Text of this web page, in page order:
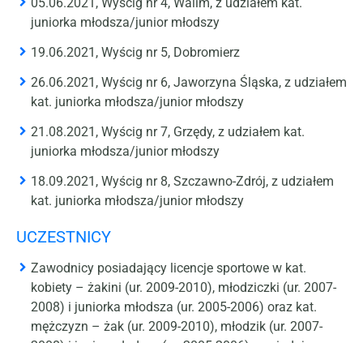
juniorka młodsza/junior młodszy
19.06.2021, Wyścig nr 5, Dobromierz
26.06.2021, Wyścig nr 6, Jaworzyna Śląska, z udziałem
kat. juniorka młodsza/junior młodszy
21.08.2021, Wyścig nr 7, Grzędy, z udziałem kat.
juniorka młodsza/junior młodszy
18.09.2021, Wyścig nr 8, Szczawno-Zdrój, z udziałem
kat. juniorka młodsza/junior młodszy
UCZESTNICY
Zawodnicy posiadający licencje sportowe w kat.
kobiety – żakini (ur. 2009-2010), młodziczki (ur. 2007-
2008) i juniorka młodsza (ur. 2005-2006) oraz kat.
mężczyzn – żak (ur. 2009-2010), młodzik (ur. 2007-